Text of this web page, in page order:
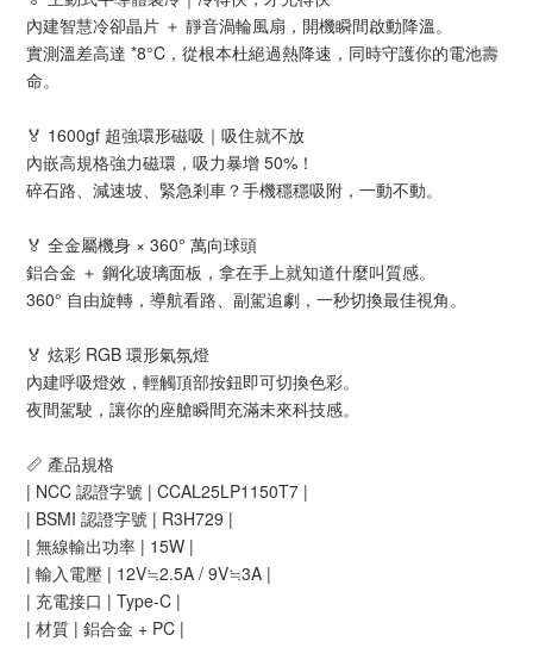
內建智慧冷卻晶片 ＋ 靜音渦輪風扇，開機瞬間啟動降溫。
實測溫差高達 *8°C，從根本杜絕過熱降速，同時守護你的電池壽
命。
🏅 1600gf 超強環形磁吸｜吸住就不放
內嵌高規格強力磁環，吸力暴增 50%！
碎石路、減速坡、緊急剎車？手機穩穩吸附，一動不動。
🏅 全金屬機身 × 360° 萬向球頭
鋁合金 ＋ 鋼化玻璃面板，拿在手上就知道什麼叫質感。
360° 自由旋轉，導航看路、副駕追劇，一秒切換最佳視角。
🏅 炫彩 RGB 環形氣氛燈
內建呼吸燈效，輕觸頂部按鈕即可切換色彩。
夜間駕駛，讓你的座艙瞬間充滿未來科技感。
📏 產品規格
| NCC 認證字號 | CCAL25LP1150T7 |
| BSMI 認證字號 | R3H729 |
| 無線輸出功率 | 15W |
| 輸入電壓 | 12V≒2.5A / 9V≒3A |
| 充電接口 | Type-C |
| 材質 | 鋁合金 + PC |